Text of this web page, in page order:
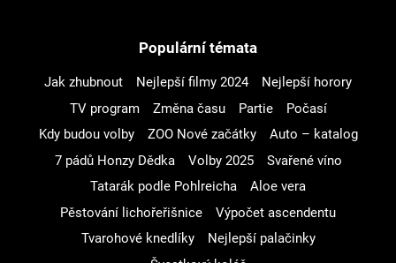
Populární témata
Jak zhubnout Nejlepší filmy 2024
Nejlepší horory
TV program
Změna času Partie
Počasí
Kdy budou volby
ZOO Nové začátky
Auto – katalog
7 pádů Honzy Dědka
Volby 2025
Svařené víno
Tatarák podle Pohlreicha
Aloe vera
Pěstování lichořeřišnice
Výpočet ascendentu
Tvarohové knedlíky
Nejlepší palačinky